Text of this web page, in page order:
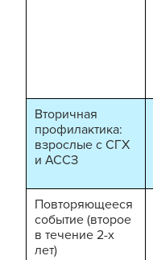
Вторичная
профилактика:
взрослые с СГХ
и АССЗ
Повторяющееся
событие (второе
в течение 2-х
лет)